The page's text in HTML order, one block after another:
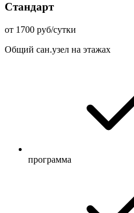
Стандарт
от 1700 руб/сутки
Общий сан.узел на этажах
программа